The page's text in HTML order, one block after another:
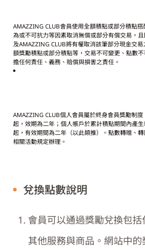
AMAZZING CLUB會員使用全額積點或部分積點
為或不可抗力等因素取消無償或部分有償交易，
及AMAZZING CLUB將有權取消該筆部分現金交
額獎勵積點或部分積點等，交易不可變更、點數
擔任何責任、義務、賠償與損害之責任。
AMAZZING CLUB個人會員屬於終身會員獎勵制
起，效期為二年；個人帳戶於累計積點期間內產
起，有效期間為二年（以此類推）。點數轉贈、
相關活動規定辦理。
兌換點數說明
會員可以通過獎勵兌換包
其他服務與商品。網站中